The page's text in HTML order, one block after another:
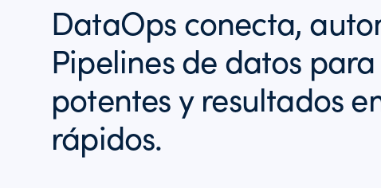
DataOps conecta,
Pipelines de datos
potentes y resultados
rápidos.